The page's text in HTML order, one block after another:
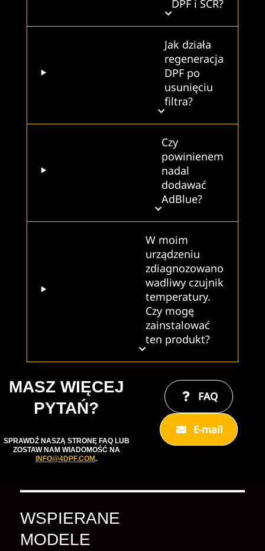
DPF i SCR?
Jak działa
regeneracja
DPF po
usunięciu
filtra?
Czy
powinienem
nadal
dodawać
AdBlue?
W moim
urządzeniu
zdiagnozowano
wadliwy czujnik
temperatury.
Czy mogę
zainstalować
ten produkt?
MASZ WIĘCEJ
PYTAŃ?
SPRAWDŹ NASZĄ STRONĘ FAQ LUB
ZOSTAW NAM WIADOMOŚĆ NA
INFO@4DPF.COM.
FAQ
E-mail
WSPIERANE
MODELE